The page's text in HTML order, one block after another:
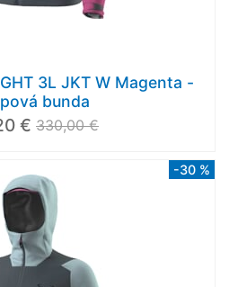
3L JKT W Magenta -
bunda
€ 330,00 €
-30 %